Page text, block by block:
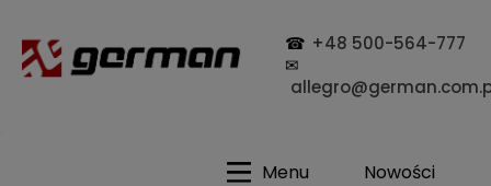
☎ +48 500-564-777
✉
Menu Nowości